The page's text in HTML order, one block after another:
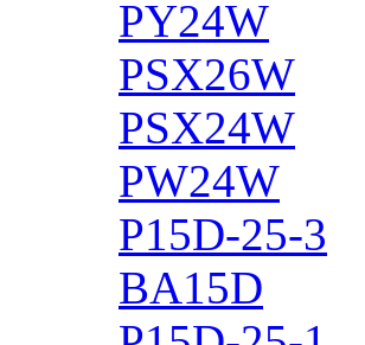
PY24W
PSX26W
PSX24W
PW24W
P15D-25-3
BA15D